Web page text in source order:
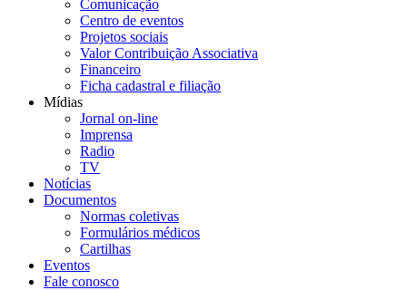
Comunicação
Centro de eventos
Projetos sociais
Valor Contribuição Associativa
Financeiro
Ficha cadastral e filiação
Mídias
Jornal on-line
Imprensa
Radio
TV
Notícias
Documentos
Normas coletivas
Formulários médicos
Cartilhas
Eventos
Fale conosco